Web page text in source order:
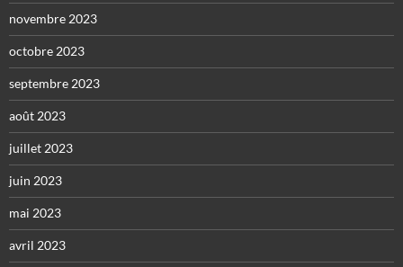
novembre 2023
octobre 2023
septembre 2023
août 2023
juillet 2023
juin 2023
mai 2023
avril 2023